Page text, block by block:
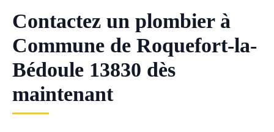
Contactez un plombier à
Commune de Roquefort-la-
Bédoule 13830 dès
maintenant